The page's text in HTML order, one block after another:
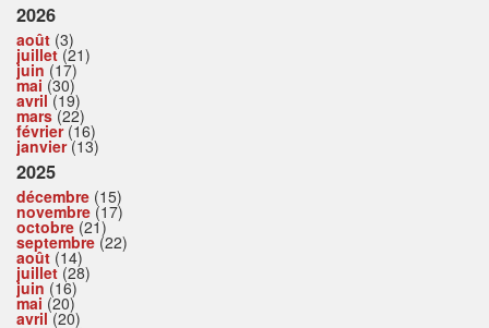
2026
août (3)
juillet(21)
juin (17)
mai (30)
avril(19)
mars(22)
février(16)
janvier(13)
2025
décembre (15)
novembre (17)
octobre (21)
septembre (22)
août (14)
juillet(28)
juin (16)
mai (20)
avril(20)